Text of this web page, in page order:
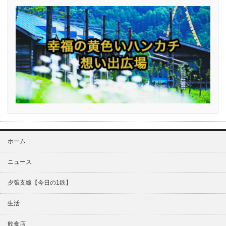
ホーム
ニュース
夕張支線【今日の1鉄】
生活
飲食店